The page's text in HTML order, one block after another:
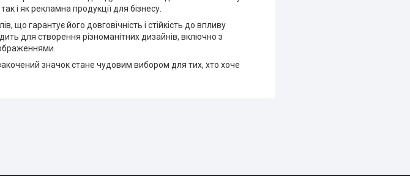
і як рекламна продукції для бізнесу.
що гарантує його довговічність і стійкість до впливу
для створення різноманітних дизайнів, включно з
значок стане чудовим вибором для тих, хто хоче